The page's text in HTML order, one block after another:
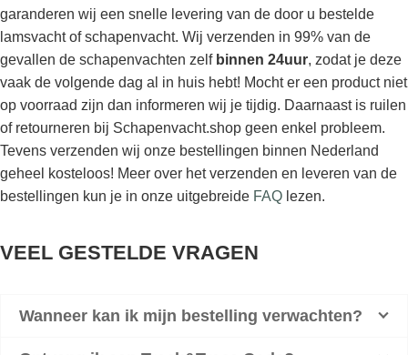
garanderen wij een snelle levering van de door u bestelde
lamsvacht of schapenvacht. Wij verzenden in 99% van de
gevallen de schapenvachten zelf binnen 24uur, zodat je deze
vaak de volgende dag al in huis hebt! Mocht er een product niet
op voorraad zijn dan informeren wij je tijdig. Daarnaast is ruilen
of retourneren bij Schapenvacht.shop geen enkel probleem.
Tevens verzenden wij onze bestellingen binnen Nederland
geheel kosteloos! Meer over het verzenden en leveren van de
bestellingen kun je in onze uitgebreide FAQ lezen.
VEEL GESTELDE VRAGEN
Wanneer kan ik mijn bestelling verwachten?